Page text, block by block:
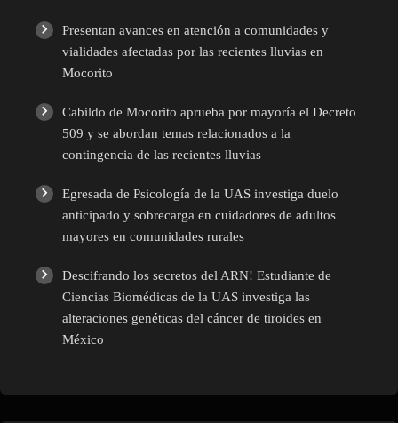
Presentan avances en atención a comunidades y
vialidades afectadas por las recientes lluvias en
Mocorito
Cabildo de Mocorito aprueba por mayoría el Decreto
509 y se abordan temas relacionados a la
contingencia de las recientes lluvias
Egresada de Psicología de la UAS investiga duelo
anticipado y sobrecarga en cuidadores de adultos
mayores en comunidades rurales
Descifrando los secretos del ARN! Estudiante de
Ciencias Biomédicas de la UAS investiga las
alteraciones genéticas del cáncer de tiroides en
México